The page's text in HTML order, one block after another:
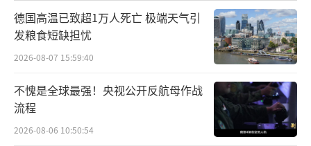
德国高温已致超1万人死亡 极端天气引
发粮食短缺担忧
2026-08-07 15:59:40
不愧是全球最强！央视公开反航母作战
流程
2026-08-06 10:50:54